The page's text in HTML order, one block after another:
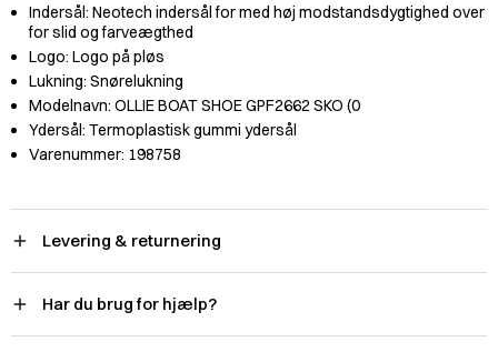
Indersål: Neotech indersål for med høj modstandsdygtighed over
for slid og farveægthed
Logo: Logo på pløs
Lukning: Snørelukning
Modelnavn: OLLIE BOAT SHOE GPF2662 SKO (0
Ydersål: Termoplastisk gummi ydersål
Varenummer: 198758
Levering & returnering
Har du brug for hjælp?